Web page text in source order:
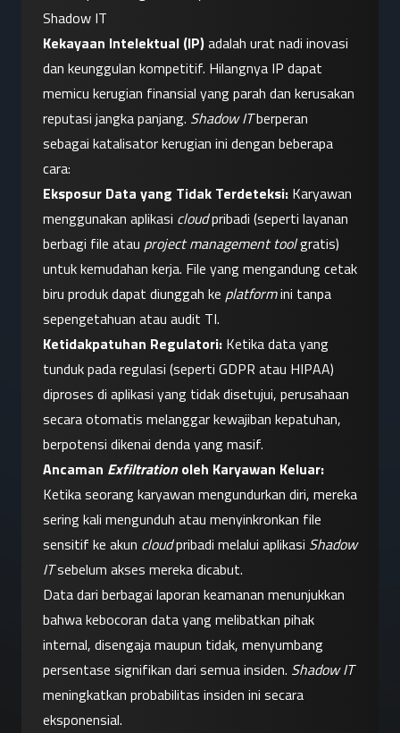
Shadow IT
Kekayaan Intelektual (IP) adalah urat nadi inovasi
dan keunggulan kompetitif. Hilangnya IP dapat
memicu kerugian finansial yang parah dan kerusakan
reputasi jangka panjang. Shadow IT berperan
sebagai katalisator kerugian ini dengan beberapa
cara:
Eksposur Data yang Tidak Terdeteksi: Karyawan
menggunakan aplikasi cloud pribadi (seperti layanan
berbagi file atau project management tool gratis)
untuk kemudahan kerja. File yang mengandung cetak
biru produk dapat diunggah ke platform ini tanpa
sepengetahuan atau audit TI.
Ketidakpatuhan Regulatori: Ketika data yang
tunduk pada regulasi (seperti GDPR atau HIPAA)
diproses di aplikasi yang tidak disetujui, perusahaan
secara otomatis melanggar kewajiban kepatuhan,
berpotensi dikenai denda yang masif.
Ancaman Exfiltration oleh Karyawan Keluar:
Ketika seorang karyawan mengundurkan diri, mereka
sering kali mengunduh atau menyinkronkan file
sensitif ke akun cloud pribadi melalui aplikasi Shadow
IT sebelum akses mereka dicabut.
Data dari berbagai laporan keamanan menunjukkan
bahwa kebocoran data yang melibatkan pihak
internal, disengaja maupun tidak, menyumbang
persentase signifikan dari semua insiden. Shadow IT
meningkatkan probabilitas insiden ini secara
eksponensial.